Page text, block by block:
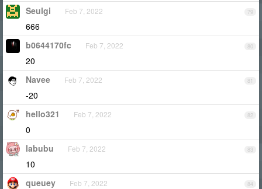
79
Seulgi Feb 7, 2022
666
80
b0644170fc Feb 7, 2022
20
81
Navee Feb 7, 2022
-20
82
hello321 Feb 7, 2022
0
83
labubu Feb 7, 2022
10
84
queuey Feb 7, 2022